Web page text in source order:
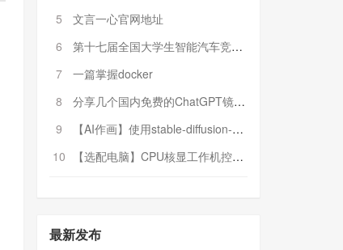
5
文言一心官网地址
6
第十七届全国大学生智能汽车竞赛全国总决赛参赛队伍奖项公告
7
一篇掌握docker
8
分享几个国内免费的ChatGPT镜像网址(亲测有效-4月25日更新)
9
【AI作画】使用stable-diffusion-webui搭建AI作画平台
10
【选配电脑】CPU核显工作机控制预算5000
最新发布